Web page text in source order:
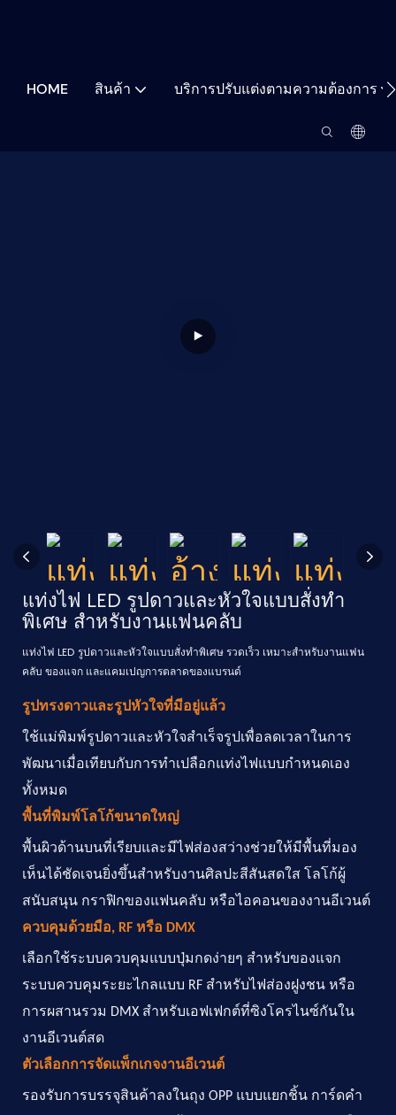
HOME สินค้า บริการปรับแต่งตามความต้องการ
แท่งไฟ LED รูปดาวและหัวใจแบบสั่งทำ
พิเศษ สำหรับงานแฟนคลับ
แท่งไฟ LED รูปดาวและหัวใจแบบสั่งทำพิเศษ รวดเร็ว เหมาะสำหรับงานแฟน
คลับ ของแจก และแคมเปญการตลาดของแบรนด์
รูปทรงดาวและรูปหัวใจที่มีอยู่แล้ว
ใช้แม่พิมพ์รูปดาวและหัวใจสำเร็จรูปเพื่อลดเวลาในการ
พัฒนาเมื่อเทียบกับการทำเปลือกแท่งไฟแบบกำหนดเอง
ทั้งหมด
พื้นที่พิมพ์โลโก้ขนาดใหญ่
พื้นผิวด้านบนที่เรียบและมีไฟส่องสว่างช่วยให้มีพื้นที่มอง
เห็นได้ชัดเจนยิ่งขึ้นสำหรับงานศิลปะสีสันสดใส โลโก้ผู้
สนับสนุน กราฟิกของแฟนคลับ หรือไอคอนของงานอีเวนต์
ควบคุมด้วยมือ, RF หรือ DMX
เลือกใช้ระบบควบคุมแบบปุ่มกดง่ายๆ สำหรับของแจก
ระบบควบคุมระยะไกลแบบ RF สำหรับไฟส่องฝูงชน หรือ
การผสานรวม DMX สำหรับเอฟเฟกต์ที่ซิงโครไนซ์กันใน
งานอีเวนต์สด
ตัวเลือกการจัดแพ็กเกจงานอีเวนต์
รองรับการบรรจุสินค้าลงในถุง OPP แบบแยกชิ้น การ์ดคำ